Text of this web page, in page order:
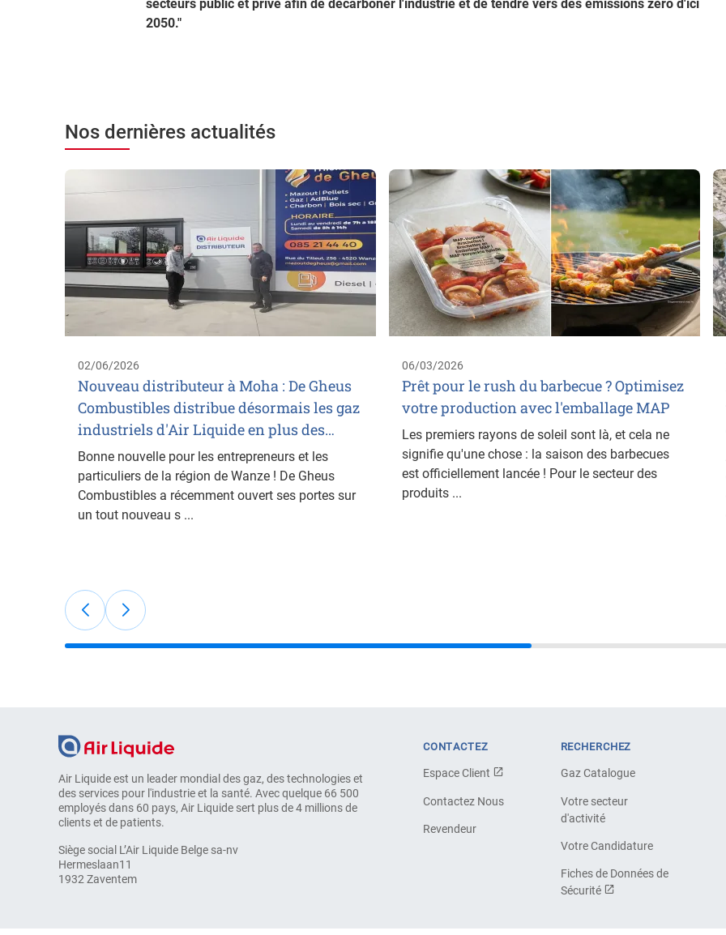
secteurs public et privé afin de décarboner l'industrie et de tendre vers des émissions zéro d'ici
2050."
Nos dernières actualités
02/06/2026
Nouveau distributeur à Moha : De Gheus
Combustibles distribue désormais les gaz
industriels d'Air Liquide en plus des…
Bonne nouvelle pour les entrepreneurs et les
particuliers de la région de Wanze ! De Gheus
Combustibles a récemment ouvert ses portes sur
un tout nouveau s ...
06/03/2026
Prêt pour le rush du barbecue ? Optimisez
votre production avec l'emballage MAP
Les premiers rayons de soleil sont là, et cela ne
signifie qu'une chose : la saison des barbecues
est officiellement lancée ! Pour le secteur des
produits ...
Air Liquide est un leader mondial des gaz, des technologies et
des services pour l'industrie et la santé. Avec quelque 66 500
employés dans 60 pays, Air Liquide sert plus de 4 millions de
clients et de patients.
Siège social L’Air Liquide Belge sa-nv
Hermeslaan11
1932 Zaventem
CONTACTEZ
Espace Client
Contactez Nous
Revendeur
RECHERCHEZ
Gaz Catalogue
Votre secteur
d'activité
Votre Candidature
Fiches de Données de
Sécurité